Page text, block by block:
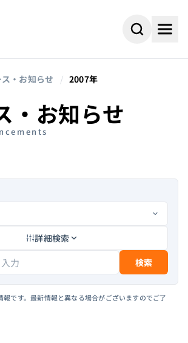
ーワード#AI#採用情報
ナー#組込み
・お知らせ / 2007年
・お知らせ
詳細検索
検索
報です。最新情報と異なる場合がございますのでご了